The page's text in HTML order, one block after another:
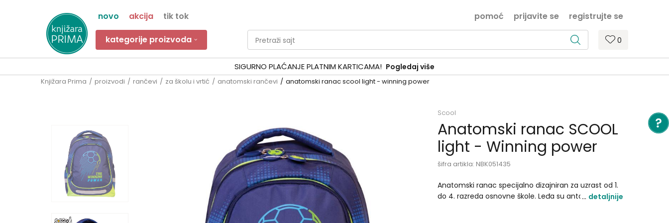
novo akcija tik tok prijavite se registrujte se
pomoć
kategorije proizvoda 0
Pretraži sajt
SIGURNO PLAĆANJE PLATNIM KARTICAMA! Pogledaj više
Knjižara Prima proizvodi rančevi za školu i vrtić anatomski rančevi anatomski ranac scool light - winning power
Scool
Anatomski ranac SCOOL
light - Winning power
šifra artikla: NBK051435
Anatomski ranac specijalno dizajniran za uzrast od 1.
do 4. razreda osnovne škole. Leđa su antomskidetaljnije